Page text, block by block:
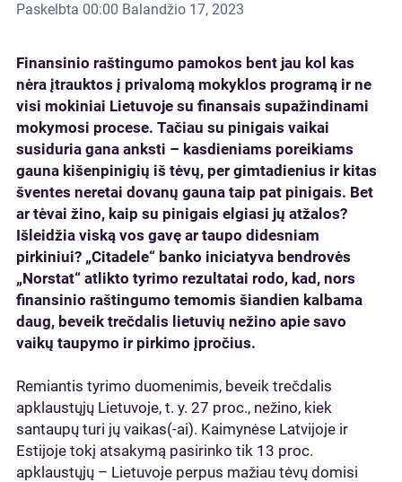
Paskelbta 00:00 Balandžio 17, 2023
Finansinio raštingumo pamokos bent jau kol kas
nėra įtrauktos į privalomą mokyklos programą ir ne
visi mokiniai Lietuvoje su finansais supažindinami
mokymosi procese. Tačiau su pinigais vaikai
susiduria gana anksti – kasdieniams poreikiams
gauna kišenpinigių iš tėvų, per gimtadienius ir kitas
šventes neretai dovanų gauna taip pat pinigais. Bet
ar tėvai žino, kaip su pinigais elgiasi jų atžalos?
Išleidžia viską vos gavę ar taupo didesniam
pirkiniui? „Citadele“ banko iniciatyva bendrovės
„Norstat“ atlikto tyrimo rezultatai rodo, kad, nors
finansinio raštingumo temomis šiandien kalbama
daug, beveik trečdalis lietuvių nežino apie savo
vaikų taupymo ir pirkimo įpročius.
Remiantis tyrimo duomenimis, beveik trečdalis
apklaustųjų Lietuvoje, t. y. 27 proc., nežino, kiek
santaupų turi jų vaikas(-ai). Kaimynėse Latvijoje ir
Estijoje tokį atsakymą pasirinko tik 13 proc.
apklaustųjų – Lietuvoje perpus mažiau tėvų domisi